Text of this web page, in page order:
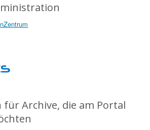
Archive, die am Portal